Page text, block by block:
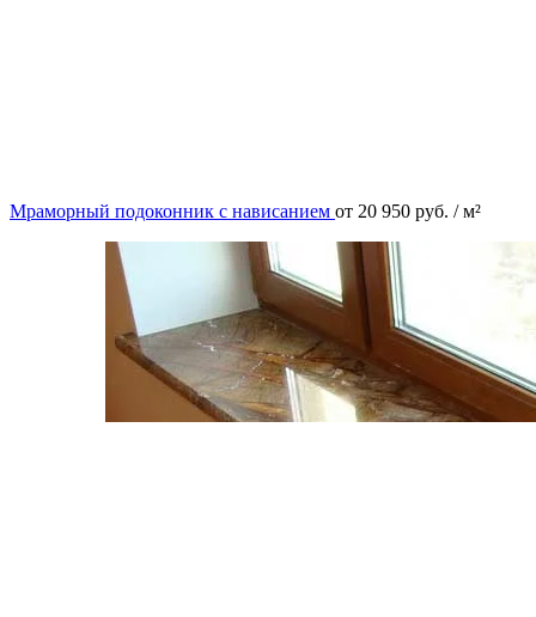
Мраморный подоконник с нависанием от 20 950 руб. / м²